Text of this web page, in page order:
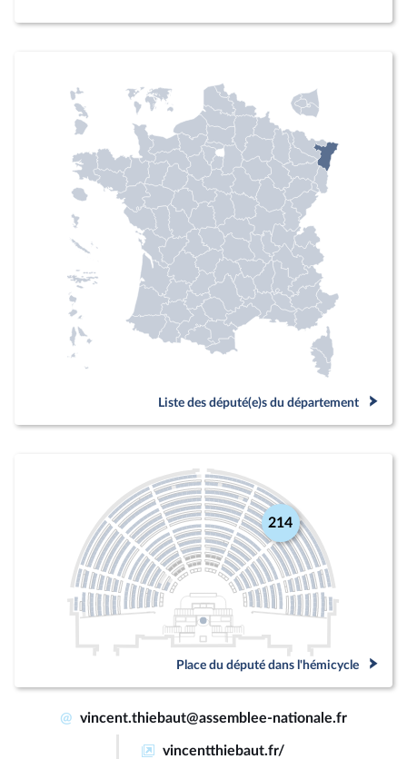
Liste des député(e)s du département
214
Place du député dans l'hémicycle
@ vincent.thiebaut@assemblee-nationale.fr
vincentthiebaut.fr/